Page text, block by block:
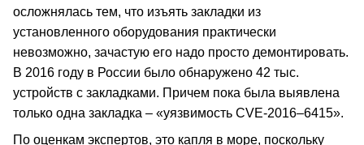
осложнялась тем, что изъять закладки из
установленного оборудования практически
невозможно, зачастую его надо просто демонтировать.
В 2016 году в России было обнаружено 42 тыс.
устройств с закладками. Причем пока была выявлена
только одна закладка – «уязвимость CVE-2016–6415».
По оценкам экспертов, это капля в море, поскольку